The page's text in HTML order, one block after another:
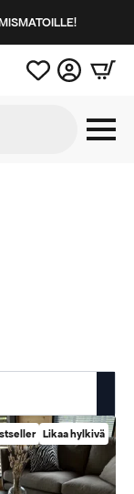
Likaa hylkivä